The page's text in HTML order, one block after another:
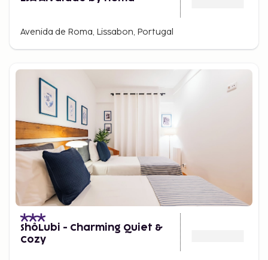
Avenida de Roma, Lissabon, Portugal
ShôLubi - Charming Quiet &
Cozy